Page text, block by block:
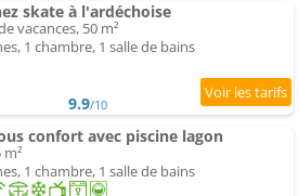
skate à l'ardéchoise
vacances, 50 m²
1 chambre, 1 salle de bains
9.9/10
confort avec piscine lagon
1 chambre, 1 salle de bains